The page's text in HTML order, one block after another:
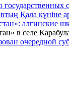
Қала күніне
алгинские
очередной